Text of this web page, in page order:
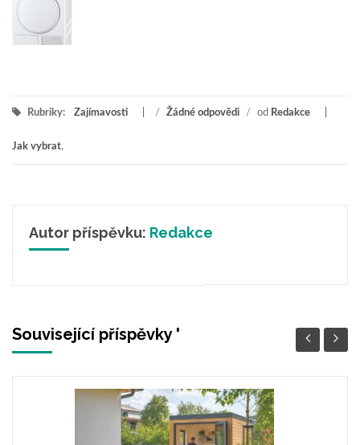
Rubriky: Zajímavosti / Žádné odpovědi / od Redakce
Jak vybrat,
Autor příspěvku: Redakce
Související příspěvky '